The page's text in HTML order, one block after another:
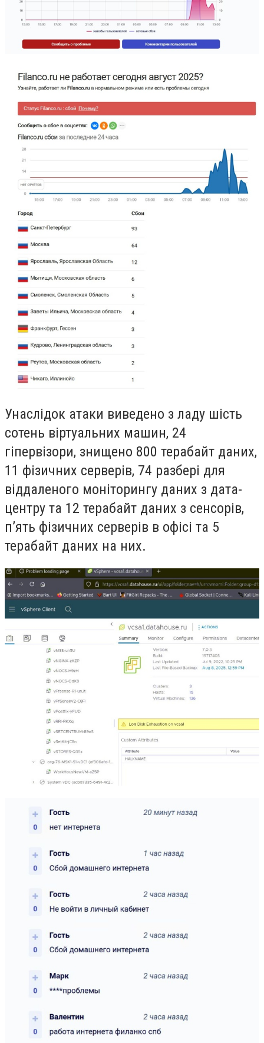
Унаслідок атаки виведено з ладу шість
сотень віртуальних машин, 24
гіпервізори, знищено 800 терабайт даних,
11 фізичних серверів, 74 разбері для
віддаленого моніторингу даних з дата-
центру та 12 терабайт даних з сенсорів,
пʼять фізичних серверів в офісі та 5
терабайт даних на них.